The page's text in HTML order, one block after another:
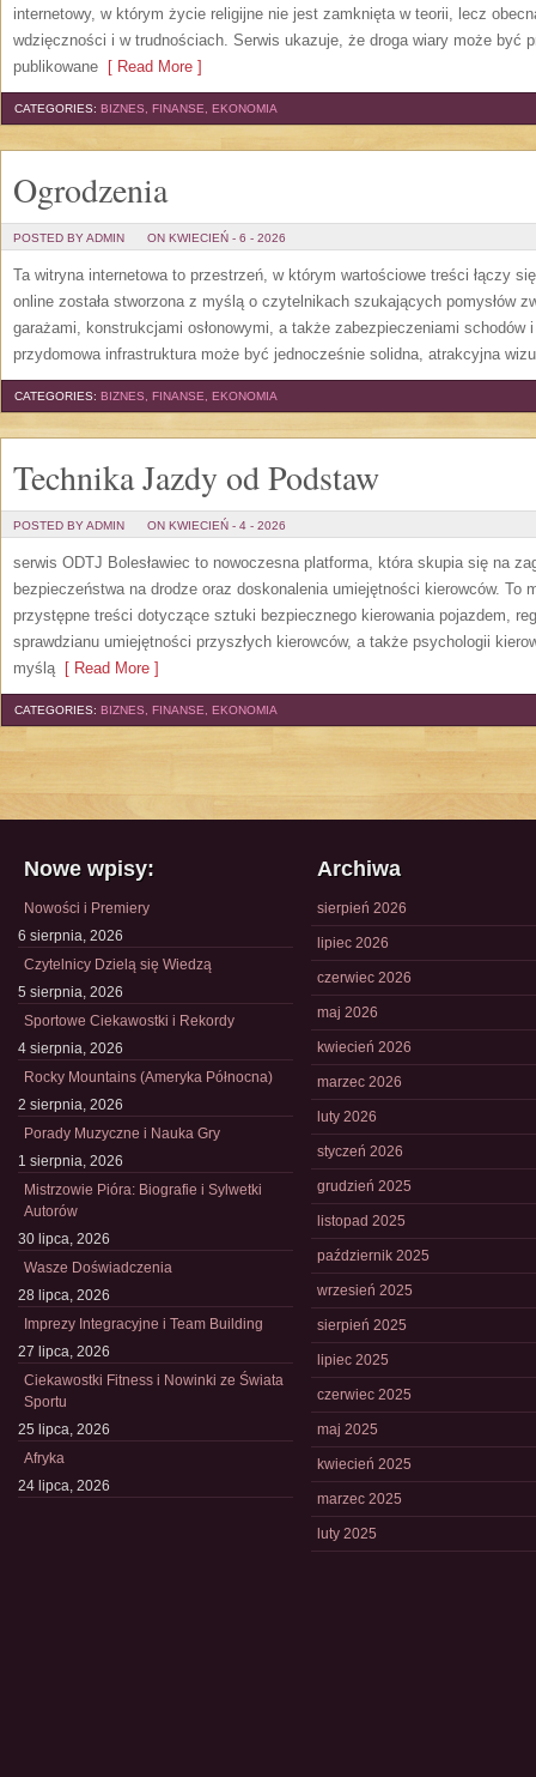
internetowy, w którym życie religijne nie jest zamknięta w teorii, lecz
wdzięczności i w trudnościach. Serwis ukazuje, że droga wiary może być
publikowane [ Read More ]
CATEGORIES: BIZNES, FINANSE, EKONOMIA
Ogrodzenia
POSTED BY ADMIN ON KWIECIEŃ - 6 - 2026
Ta witryna internetowa to przestrzeń, w którym wartościowe treści łączy
online została stworzona z myślą o czytelnikach szukających pomysłów
garażami, konstrukcjami osłonowymi, a także zabezpieczeniami schodów
przydomowa infrastruktura może być jednocześnie solidna, atrakcyjna
CATEGORIES: BIZNES, FINANSE, EKONOMIA
Technika Jazdy od Podstaw
POSTED BY ADMIN ON KWIECIEŃ - 4 - 2026
serwis ODTJ Bolesławiec to nowoczesna platforma, która skupia się na
bezpieczeństwa na drodze oraz doskonalenia umiejętności kierowców.
przystępne treści dotyczące sztuki bezpiecznego kierowania pojazdem,
sprawdzianu umiejętności przyszłych kierowców, a także psychologii
myślą[ Read More ]
CATEGORIES: BIZNES, FINANSE, EKONOMIA
Nowe wpisy:
Nowości i Premiery
6 sierpnia, 2026
Czytelnicy Dzielą się Wiedzą
5 sierpnia, 2026
Sportowe Ciekawostki i Rekordy
4 sierpnia, 2026
Rocky Mountains (Ameryka Północna)
2 sierpnia, 2026
Porady Muzyczne i Nauka Gry
1 sierpnia, 2026
Mistrzowie Pióra: Biografie i Sylwetki
Autorów
30 lipca, 2026
Wasze Doświadczenia
28 lipca, 2026
Imprezy Integracyjne i Team Building
27 lipca, 2026
Ciekawostki Fitness i Nowinki ze Świata
Sportu
25 lipca, 2026
Afryka
24 lipca, 2026
Archiwa
sierpień 2026
lipiec 2026
czerwiec 2026
maj 2026
kwiecień 2026
marzec 2026
luty 2026
styczeń 2026
grudzień 2025
listopad 2025
październik 2025
wrzesień 2025
sierpień 2025
lipiec 2025
czerwiec 2025
maj 2025
kwiecień 2025
marzec 2025
luty 2025